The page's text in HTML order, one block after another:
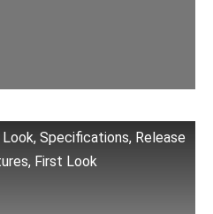
Specifications, Release
First Look